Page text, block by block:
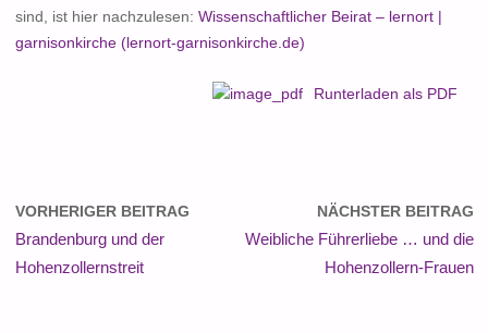
sind, ist hier nachzulesen: Wissenschaftlicher Beirat – lernort |
garnisonkirche (lernort-garnisonkirche.de)
Runterladen als PDF
VORHERIGER BEITRAG
Brandenburg und der
Hohenzollernstreit
NÄCHSTER BEITRAG
Weibliche Führerliebe … und die
Hohenzollern-Frauen